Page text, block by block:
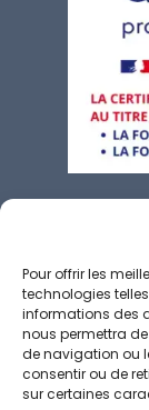
Pour offrir les
technologies
informations des
nous permettra
de navigation ou
consentir ou de
sur certaines
66 Av.
Conditions
Politique de
Politique de